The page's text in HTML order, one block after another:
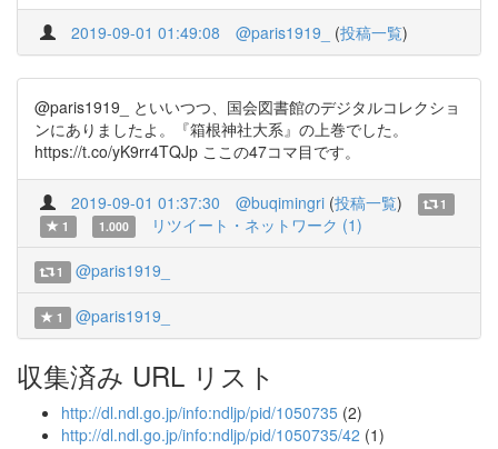
2019-09-01 01:49:08 @paris1919_ (投稿一覧)
@paris1919_ といいつつ、国会図書館のデジタルコレクショ
ンにありましたよ。『箱根神社大系』の上巻でした。
https://t.co/yK9rr4TQJp ここの47コマ目です。
2019-09-01 01:37:30 @buqimingri (投稿一覧)
1
1
1.000 リツイート・ネットワーク (1)
1 @paris1919_
1 @paris1919_
収集済み URL リスト
http://dl.ndl.go.jp/info:ndljp/pid/1050735 (2)
http://dl.ndl.go.jp/info:ndljp/pid/1050735/42 (1)